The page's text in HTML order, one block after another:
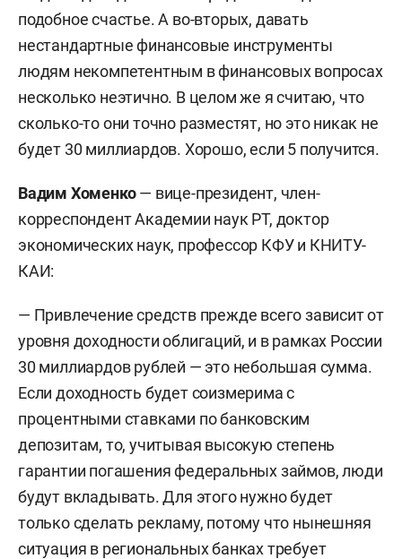
подобное счастье. А во-вторых, давать
нестандартные финансовые инструменты
людям некомпетентным в финансовых вопросах
несколько неэтично. В целом же я считаю, что
сколько-то они точно разместят, но это никак не
будет 30 миллиардов. Хорошо, если 5 получится.
Вадим Хоменко— вице-президент, член-
корреспондент Академии наук РТ, доктор
экономических наук, профессор КФУ и КНИТУ-
КАИ:
— Привлечение средств прежде всего зависит от
уровня доходности облигаций, и в рамках России
30 миллиардов рублей — это небольшая сумма.
Если доходность будет соизмерима с
процентными ставками по банковским
депозитам, то, учитывая высокую степень
гарантии погашения федеральных займов, люди
будут вкладывать. Для этого нужно будет
только сделать рекламу, потому что нынешняя
ситуация в региональных банках требует